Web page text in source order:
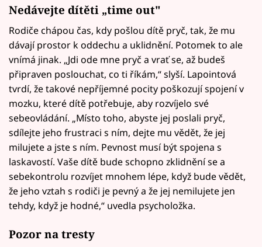
Nedávejte dítěti „time out"
Rodiče chápou čas, kdy pošlou dítě pryč, tak, že mu
dávají prostor k oddechu a uklidnění. Potomek to ale
vnímá jinak. „Jdi ode mne pryč a vrať se, až budeš
připraven poslouchat, co ti říkám,“ slyší. Lapointová
tvrdí, že takové nepříjemné pocity poškozují spojení v
mozku, které dítě potřebuje, aby rozvíjelo své
sebeovládání. „Místo toho, abyste jej poslali pryč,
sdílejte jeho frustraci s ním, dejte mu vědět, že jej
milujete a jste s ním. Pevnost musí být spojena s
laskavostí. Vaše dítě bude schopno zklidnění se a
sebekontrolu rozvíjet mnohem lépe, když bude vědět,
že jeho vztah s rodiči je pevný a že jej nemilujete jen
tehdy, když je hodné,“ uvedla psycholožka.
Pozor na tresty